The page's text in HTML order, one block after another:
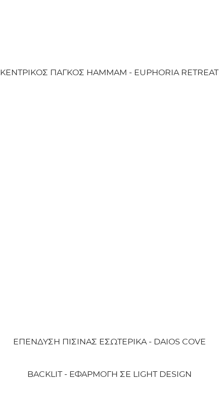
ΚΕΝΤΡΙΚΟΣ ΠΑΓΚΟΣ HAMMAM - EUPHORIA RETREAT
ΕΠΕΝΔΥΣΗ ΠΙΣΙΝΑΣ ΕΣΩΤΕΡΙΚΑ - DAIOS COVE
BACKLIT - ΕΦΑΡΜΟΓΗ ΣΕ LIGHT DESIGN